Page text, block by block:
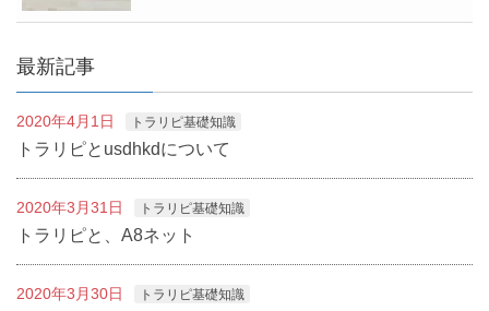
最新記事
2020年4月1日 トラリピ基礎知識
トラリピとusdhkdについて
2020年3月31日 トラリピ基礎知識
トラリピと、A8ネット
2020年3月30日 トラリピ基礎知識